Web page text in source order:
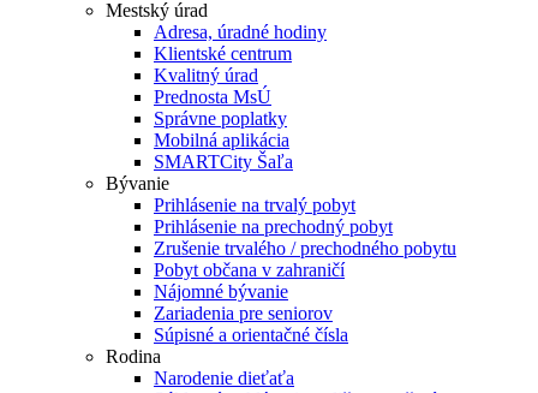
Mestský úrad
Adresa, úradné hodiny
Klientské centrum
Kvalitný úrad
Prednosta MsÚ
Správne poplatky
Mobilná aplikácia
SMARTCity Šaľa
Bývanie
Prihlásenie na trvalý pobyt
Prihlásenie na prechodný pobyt
Zrušenie trvalého / prechodného pobytu
Pobyt občana v zahraničí
Nájomné bývanie
Zariadenia pre seniorov
Súpisné a orientačné čísla
Rodina
Narodenie dieťaťa